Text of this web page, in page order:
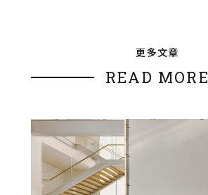
更多文章
READ MORE